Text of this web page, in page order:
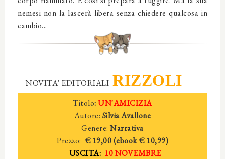
nemesi non la lascerà libera senza chiedere qualcosa in
cambio...
NOVITA' EDITORIALI RIZZOLI
Titolo:UN'AMICIZIA
Autore: Silvia Avallone
Genere:Narrativa
Prezzo: € 19,00 (ebook € 10,99)
USCITA: 10 NOVEMBRE